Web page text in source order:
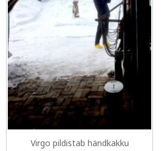
Virgo pildistab händkakku